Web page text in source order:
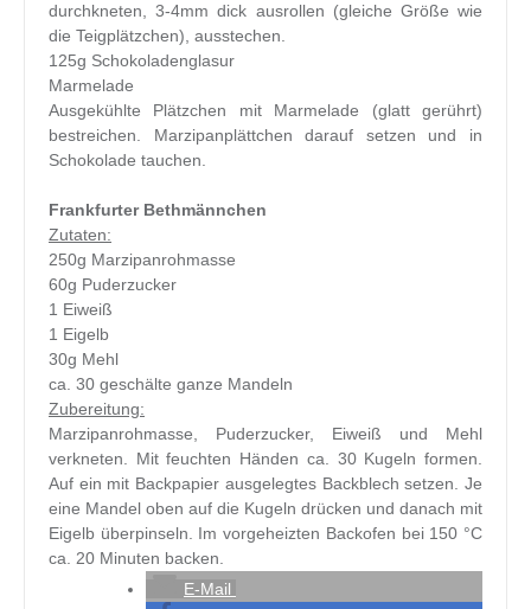
durchkneten, 3-4mm dick ausrollen (gleiche Größe wie
die Teigplätzchen), ausstechen.
125g Schokoladenglasur
Marmelade
Ausgekühlte Plätzchen mit Marmelade (glatt gerührt)
bestreichen. Marzipanplättchen darauf setzen und in
Schokolade tauchen.
Frankfurter Bethmännchen
Zutaten:
250g Marzipanrohmasse
60g Puderzucker
1 Eiweiß
1 Eigelb
30g Mehl
ca. 30 geschälte ganze Mandeln
Zubereitung:
Marzipanrohmasse, Puderzucker, Eiweiß und Mehl
verkneten. Mit feuchten Händen ca. 30 Kugeln formen.
Auf ein mit Backpapier ausgelegtes Backblech setzen. Je
eine Mandel oben auf die Kugeln drücken und danach mit
Eigelb überpinseln. Im vorgeheizten Backofen bei 150 °C
ca. 20 Minuten backen.
E-Mail